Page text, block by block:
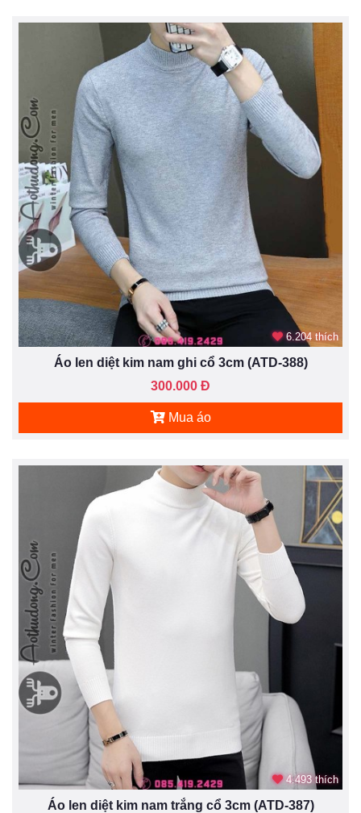
6.204 thích
Áo len diệt kim nam ghi cổ 3cm (ATD-388)
300.000 Đ
Mua áo
4.493 thích
Áo len diệt kim nam trắng cổ 3cm (ATD-387)